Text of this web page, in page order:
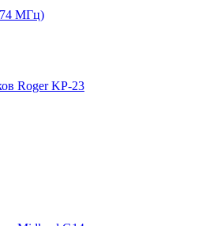
МГц)
Roger KP-23